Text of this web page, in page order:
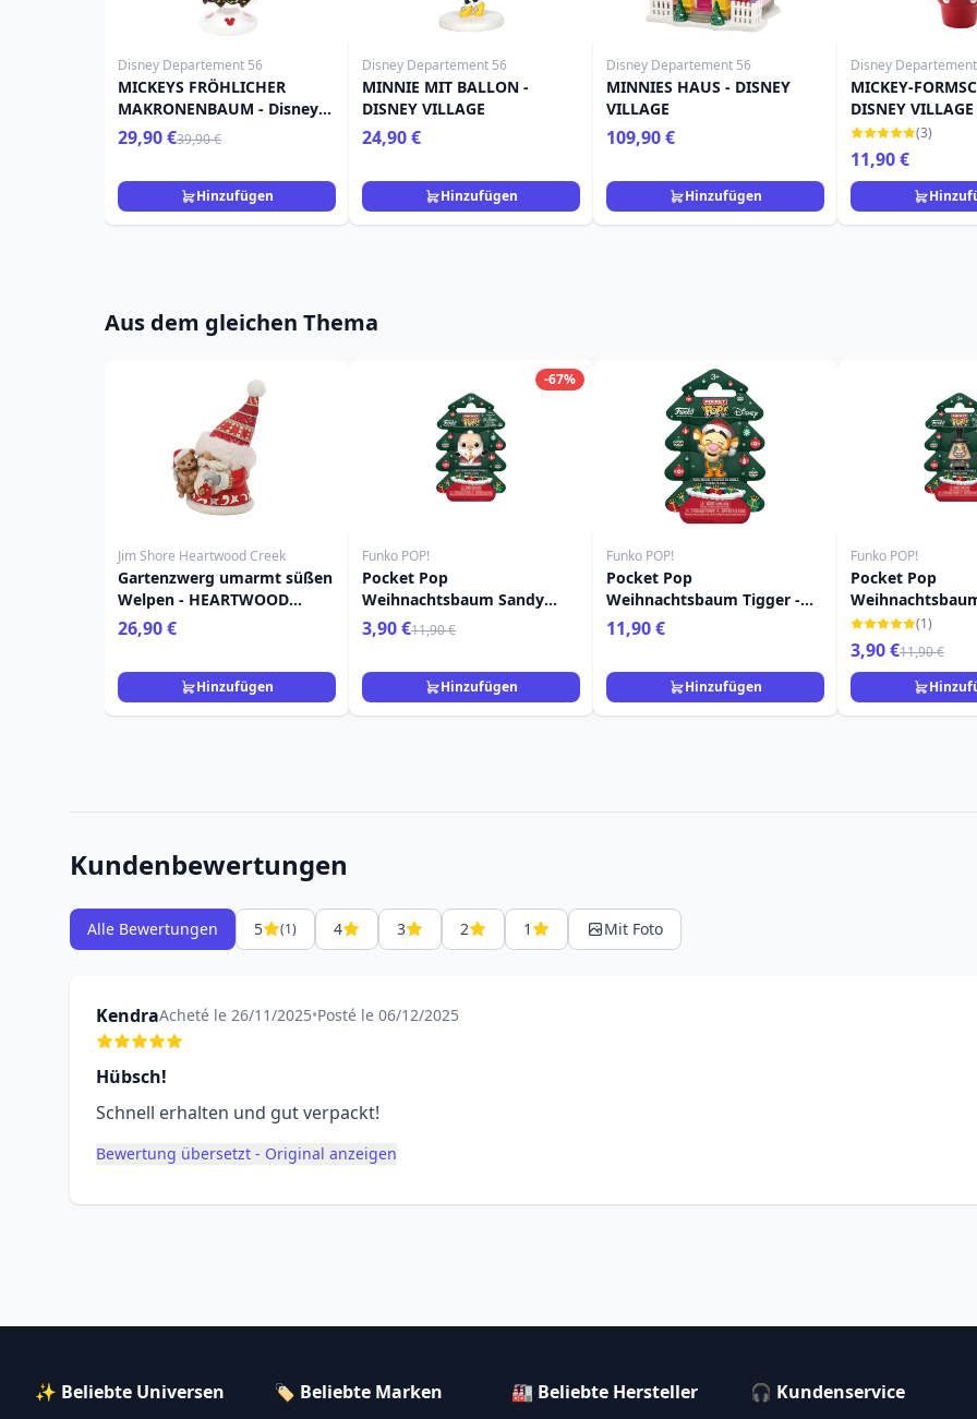
Disney Departement 56
MICKEYS FRÖHLICHER
MAKRONENBAUM - Disney
D56
29,90 €39,90 €
Hinzufügen
Disney Departement 56
MINNIE MIT BALLON -
DISNEY VILLAGE
24,90 €
Hinzufügen
Disney Departement 56
MINNIES HAUS - DISNEY
VILLAGE
109,90 €
Hinzufügen
Disney
MICKEY-
DISNEY VILLAGE
(3)
11,90 €
Aus dem gleichen Thema
Jim Shore Heartwood Creek
Gartenzwerg umarmt süßen
Welpen - HEARTWOOD
CREEK
26,90 €
Hinzufügen
-67%
Funko POP!
Pocket Pop
Weihnachtsbaum Sandy
Clauss - Disney Nightmare
Before Christmas
3,90 €11,90 €
Hinzufügen
Funko POP!
Pocket Pop
Weihnachtsbaum Tigger -
Disney Winnie Puuh
11,90 €
Hinzufügen
Funko POP!
Pocket Pop
Bürgermeister -
Nightmare
(1)
3,90 €11,90 €
Kundenbewertungen
Alle Bewertungen 5 (1) 4 3 2 1 Mit Foto
KendraAcheté le 26/11/2025•Posté le 06/12/2025
Hübsch!
Schnell erhalten und gut verpackt!
Bewertung übersetzt - Original anzeigen
✨ Beliebte Universen 🏷️ Beliebte Marken 🏭 Beliebte Hersteller 🎧 Kundenservice